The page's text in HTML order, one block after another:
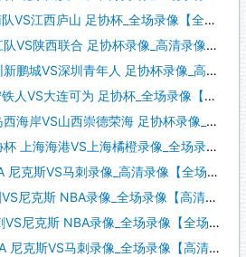
江西庐山 足协杯_全场录像【全场回放】
西联合 足协杯录像_高清录像【全场回放】
深圳青年人 足协杯录像_高清录像【全场回放】
大连可为 足协杯_全场录像【视频集锦】
西崇德荣海 足协杯录像_高清录像【全场回放】
海港VS上海橘橙录像_全场录像【全场回放】
斯VS马刺录像_高清录像【全场回放】
克斯 NBA录像_全场录像【高清回放】
克斯 NBA录像_全场录像【全场回放】
斯VS马刺录像_全场录像【高清回放】